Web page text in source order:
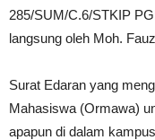
285/SUM/C.6/STKIP
langsung oleh Moh.
Surat Edaran yang
Mahasiswa (Ormawa)
apapun di dalam